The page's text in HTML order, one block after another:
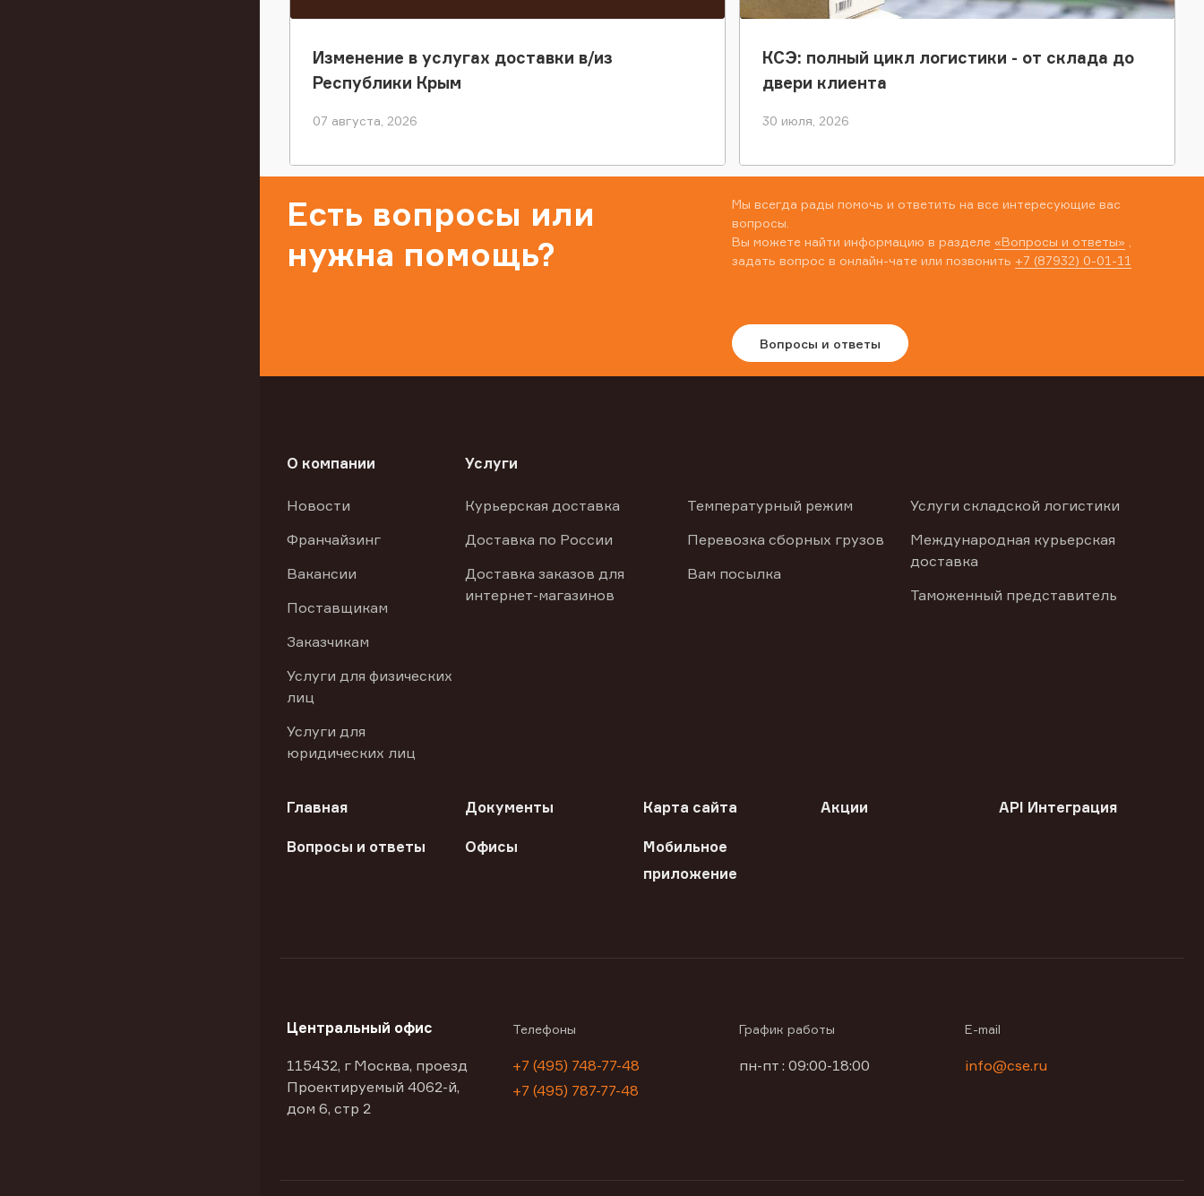
Изменение в услугах доставки в/из
Республики Крым
07 августа, 2026
КСЭ: полный цикл логистики - от склада до
двери клиента
30 июля, 2026
Есть вопросы или
нужна помощь?
Мы всегда рады помочь и ответить на все интересующие вас
вопросы.
Вы можете найти информацию в разделе «Вопросы и ответы»
задать вопрос в онлайн-чате или позвонить +7 (87932) 0-01-11
Вопросы и ответы
О компании
Новости
Франчайзинг
Вакансии
Поставщикам
Заказчикам
Услуги для физических
лиц
Услуги для
юридических лиц
Услуги
Курьерская доставка
Доставка по России
Доставка заказов для
интернет-магазинов
Температурный режим
Перевозка сборных грузов
Вам посылка
Услуги складской логистики
Международная курьерская
доставка
Таможенный представитель
Главная Документы Карта сайта Акции API Интеграция
Вопросы и ответы Офисы
Мобильное
приложение
Центральный офис
115432, г Москва, проезд
Проектируемый 4062-й,
дом 6, стр 2
Телефоны
+7 (495) 748-77-48
+7 (495) 787-77-48
График работы
пн-пт : 09:00-18:00
E-mail
info@cse.ru